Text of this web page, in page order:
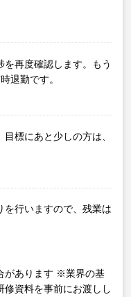
再度確認します。もう
退勤です。
標にあと少しの方は、
を行いますので、残業は
があります ※業界の基
資料を事前にお渡しし